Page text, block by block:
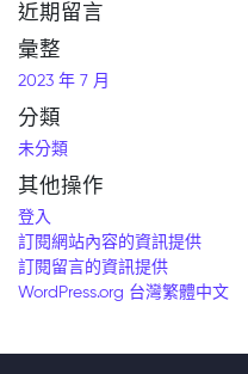
近期留言
彙整
2023 年 7 月
分類
未分類
其他操作
登入
訂閱網站內容的資訊提供
訂閱留言的資訊提供
WordPress.org 台灣繁體中文